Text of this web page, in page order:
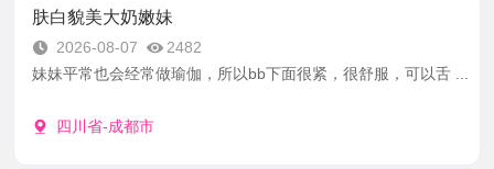
肤白貌美大奶嫩妹
2026-08-07
2482
妹妹平常也会经常做瑜伽，所以bb下面很紧，很舒服，可以舌 ...
四川省-成都市